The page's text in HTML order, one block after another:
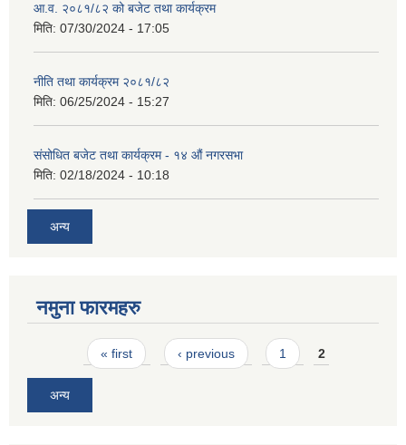
आ.व. २०८१/८२ को बजेट तथा कार्यक्रम
मिति: 07/30/2024 - 17:05
नीति तथा कार्यक्रम २०८१/८२
मिति: 06/25/2024 - 15:27
संसोधित बजेट तथा कार्यक्रम - १४ औं नगरसभा
मिति: 02/18/2024 - 10:18
अन्य
नमुना फारमहरु
Pages« first ‹ previous 1 2
अन्य